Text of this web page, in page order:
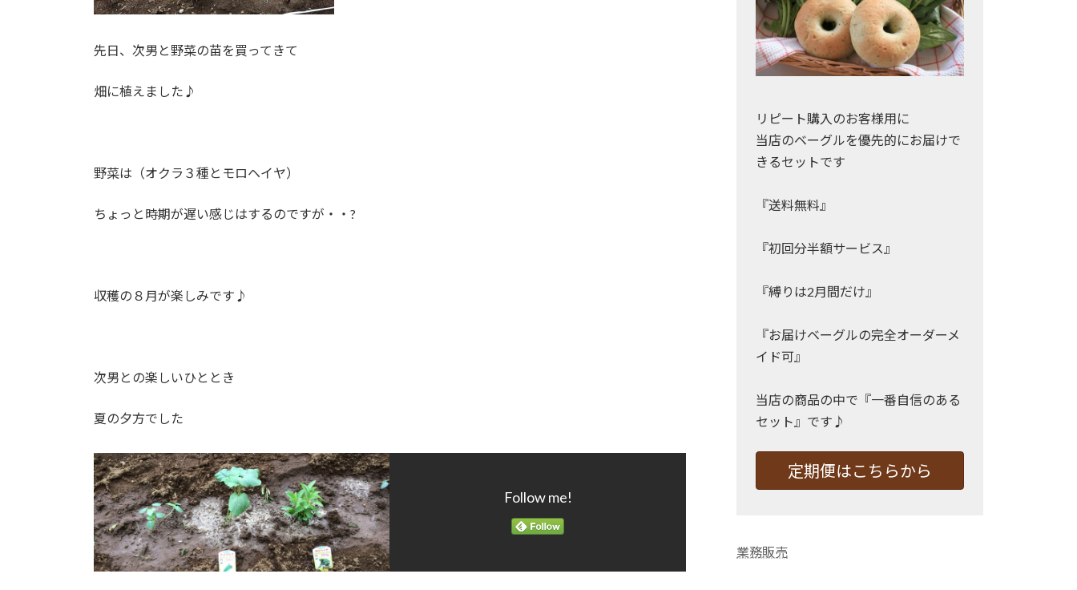
先日、次男と野菜の苗を買ってきて
畑に植えました♪
野菜は（オクラ３種とモロヘイヤ）
ちょっと時期が遅い感じはするのですが・・?
収穫の８月が楽しみです♪
次男との楽しいひととき
夏の夕方でした
Follow me!
リピート購入のお客様用に
当店のベーグルを優先的にお届けで
きるセットです
『送料無料』
『初回分半額サービス』
『縛りは2月間だけ』
『お届けベーグルの完全オーダーメ
イド可』
当店の商品の中で『一番自信のある
セット』です♪
定期便はこちらから
業務販売